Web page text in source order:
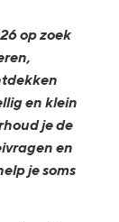
op zoek
en klein
je de
en
je soms